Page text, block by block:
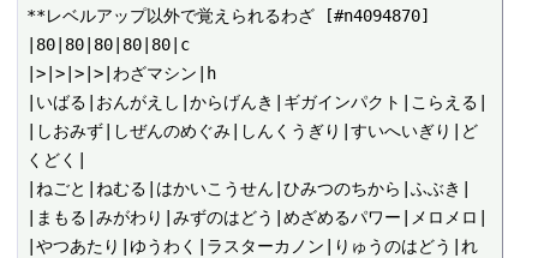
**レベルアップ以外で覚えられるわざ [#n4094870]
|80|80|80|80|80|c
|>|>|>|>|わざマシン|h
|いばる|おんがえし|からげんき|ギガインパクト|こらえる|
|しおみず|しぜんのめぐみ|しんくうぎり|すいへいぎり|ど
くどく|
|ねごと|ねむる|はかいこうせん|ひみつのちから|ふぶき|
|まもる|みがわり|みずのはどう|めざめるパワー|メロメロ|
|やつあたり|ゆうわく|ラスターカノン|りゅうのはどう|れ